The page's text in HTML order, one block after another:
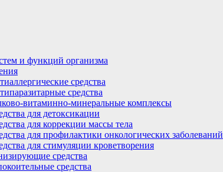
и функций организма
средства
средства
витаминно-минеральные комплексы
для детоксикации
для коррекции массы тела
для профилактики онкологических заболеваний
для стимуляции кроветворения
средства
средства